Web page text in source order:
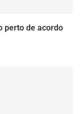
perto de acordo